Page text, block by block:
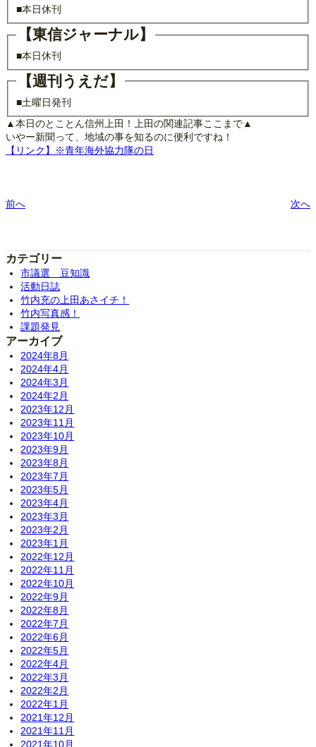
■本日休刊
【東信ジャーナル】
■本日休刊
【週刊うえだ】
■土曜日発刊
▲本日のとことん信州上田！上田の関連記事ここまで▲
いやー新聞って、地域の事を知るのに便利ですね！
【リンク】※青年海外協力隊の日
前へ 次へ
カテゴリー
市議選 豆知識
活動日誌
竹内充の上田あさイチ！
竹内写真感！
課題発見
アーカイブ
2024年8月
2024年4月
2024年3月
2024年2月
2023年12月
2023年11月
2023年10月
2023年9月
2023年8月
2023年7月
2023年5月
2023年4月
2023年3月
2023年2月
2023年1月
2022年12月
2022年11月
2022年10月
2022年9月
2022年8月
2022年7月
2022年6月
2022年5月
2022年4月
2022年3月
2022年2月
2022年1月
2021年12月
2021年11月
2021年10月